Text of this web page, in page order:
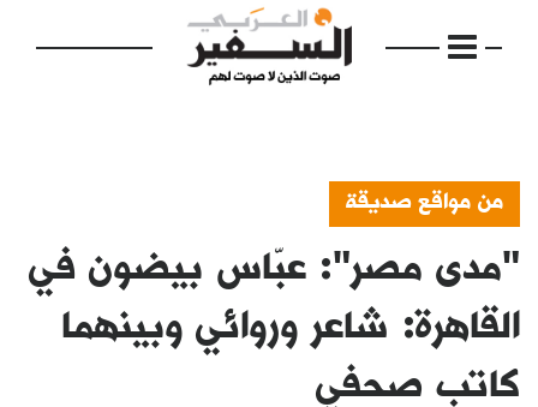
الرئيسية
مواضيع
من مواقع صديقة
"مدى مصر": عبّاس بيضون في
القاهرة: شاعر وروائي وبينهما
كاتب صحفي